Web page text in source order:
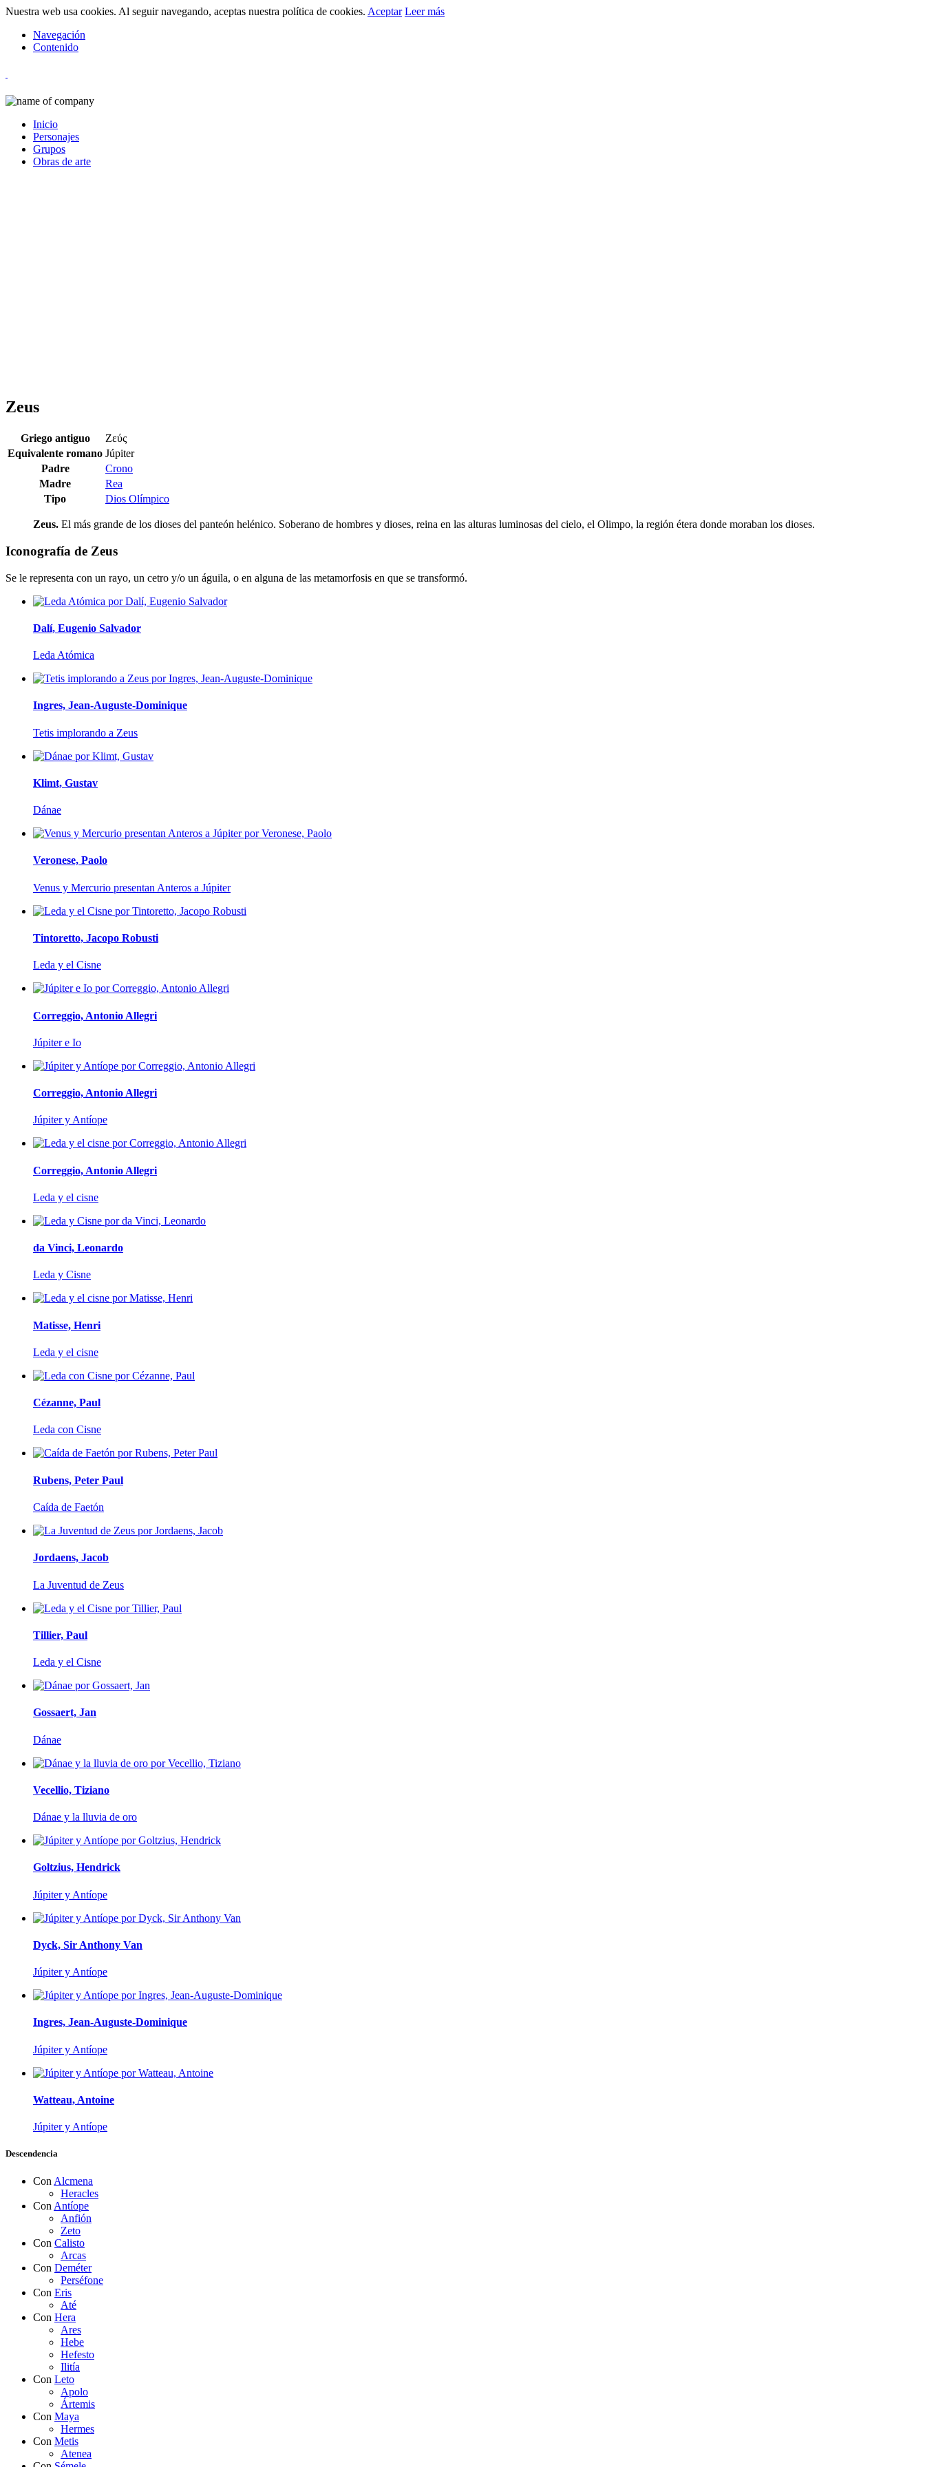
Nuestra web usa cookies. Al seguir navegando, aceptas nuestra política de cookies. Aceptar Leer más
Navegación
Contenido
Inicio
Personajes
Grupos
Obras de arte
Zeus
Griego antiguo
Ζεύς
Equivalente romano Júpiter
Padre
Crono
Madre
Rea
Tipo
Dios Olímpico
Zeus. El más grande de los dioses del panteón helénico. Soberano de hombres y dioses, reina en las alturas luminosas del cielo, el Olimpo, la región étera donde moraban los dioses.
Iconografía de Zeus
Se le representa con un rayo, un cetro y/o un águila, o en alguna de las metamorfosis en que se transformó.
Dalí, Eugenio Salvador
Leda Atómica
Ingres, Jean-Auguste-Dominique
Tetis implorando a Zeus
Klimt, Gustav
Dánae
Veronese, Paolo
Venus y Mercurio presentan Anteros a Júpiter
Tintoretto, Jacopo Robusti
Leda y el Cisne
Correggio, Antonio Allegri
Júpiter e Io
Correggio, Antonio Allegri
Júpiter y Antíope
Correggio, Antonio Allegri
Leda y el cisne
da Vinci, Leonardo
Leda y Cisne
Matisse, Henri
Leda y el cisne
Cézanne, Paul
Leda con Cisne
Rubens, Peter Paul
Caída de Faetón
Jordaens, Jacob
La Juventud de Zeus
Tillier, Paul
Leda y el Cisne
Gossaert, Jan
Dánae
Vecellio, Tiziano
Dánae y la lluvia de oro
Goltzius, Hendrick
Júpiter y Antíope
Dyck, Sir Anthony Van
Júpiter y Antíope
Ingres, Jean-Auguste-Dominique
Júpiter y Antíope
Watteau, Antoine
Júpiter y Antíope
Descendencia
Con Alcmena
Heracles
Con Antíope
Anfión
Zeto
Con Calisto
Arcas
Con Deméter
Perséfone
Con Eris
Até
Con Hera
Ares
Hebe
Hefesto
Ilitía
Con Leto
Apolo
Ártemis
Con Maya
Hermes
Con Metis
Atenea